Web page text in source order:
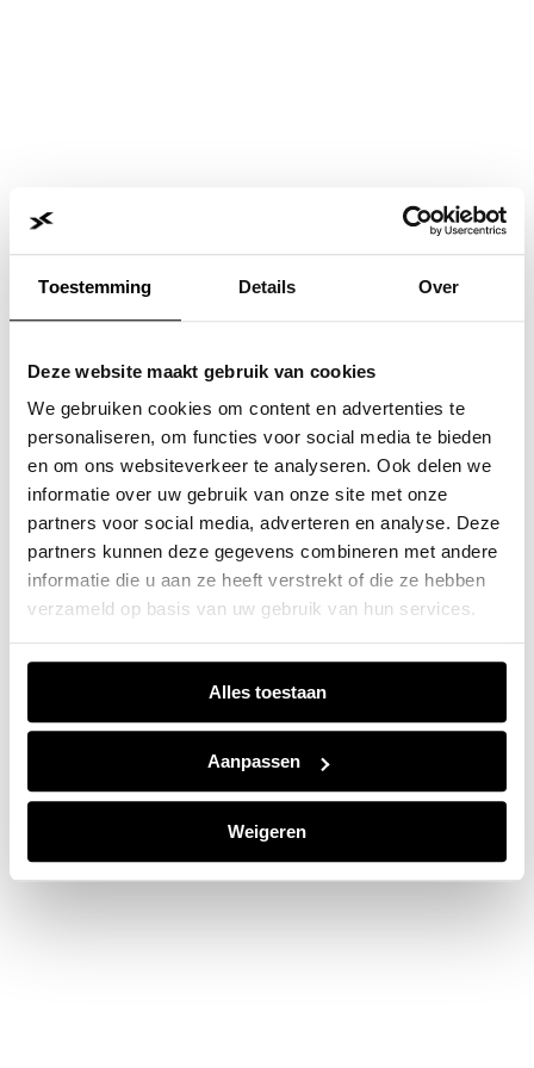
Toestemming Details Over
Deze website maakt gebruik van cookies
We gebruiken cookies om content en advertenties te
personaliseren, om functies voor social media te bieden
en om ons websiteverkeer te analyseren. Ook delen we
informatie over uw gebruik van onze site met onze
partners voor social media, adverteren en analyse. Deze
partners kunnen deze gegevens combineren met andere
informatie die u aan ze heeft verstrekt of die ze hebben
verzameld op basis van uw gebruik van hun services.
Alles toestaan
Aanpassen
Weigeren
Application error: a client-side exception has occurred while
loadingwww.jvk.nl(see the browser consolefor more
information).